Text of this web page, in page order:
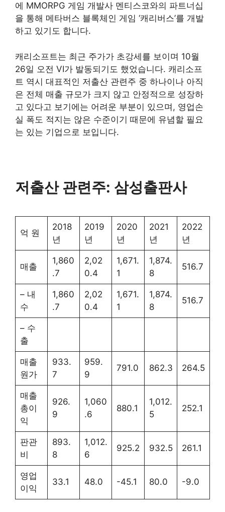
에 MMORPG 게임 개발사 멘티스코와의 파트너십
을 통해 메타버스 블록체인 게임 ‘캐리버스’를 개발
하고 있기도 합니다.
캐리소프트는 최근 주가가 초강세를 보이며 10월
26일 오전 VI가 발동되기도 했었습니다. 캐리소프
트 역시 대표적인 저출산 관련주 중 하나이나 아직
은 전체 매출 규모가 크지 않고 안정적으로 성장하
고 있다고 보기에는 어려운 부분이 있으며, 영업손
실 폭도 적지는 않은 수준이기 때문에 유념할 필요
는 있는 기업으로 보입니다.
저출산 관련주: 삼성출판사
억 원
2018
년
2019
년
2020
년
2021
년
2022
년
매출
1,860
.7
2,02
0.4
1,671.
1
1,874.
8
516.7
– 내
수
1,860
.7
2,02
0.4
1,671.
1
1,874.
8
516.7
– 수
출
매출
원가
933.
7
959.
9
791.0 862.3 264.5
매출
총이
익
926.
9
1,060
.6
880.1
1,012.
5
252.1
판관
비
893.
8
1,012.
6
925.2 932.5 261.1
영업
이익
33.1 48.0 -45.1 80.0 -9.0